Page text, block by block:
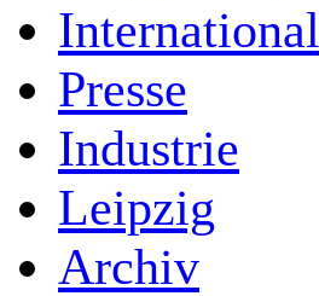
International
Presse
Industrie
Leipzig
Archiv